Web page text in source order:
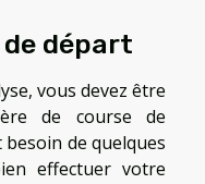
départ
vous devez être
de course de
de quelques
effectuer votre